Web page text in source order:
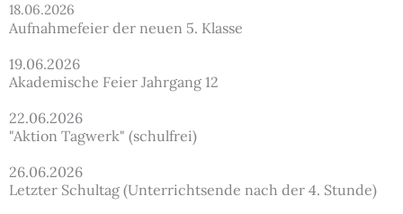
18.06.2026
Aufnahmefeier der neuen 5. Klasse
19.06.2026
Akademische Feier Jahrgang 12
22.06.2026
"Aktion Tagwerk" (schulfrei)
26.06.2026
Letzter Schultag (Unterrichtsende nach der 4. Stunde)